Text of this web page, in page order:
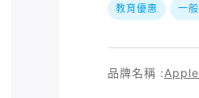
教育優惠 一
品牌名稱 :Apple